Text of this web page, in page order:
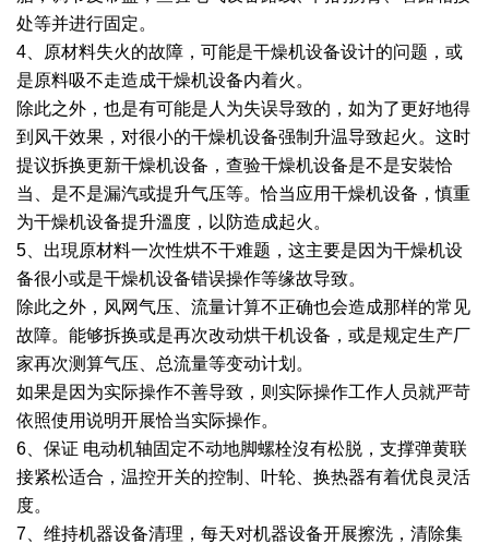
载体干燥系列
滚筒干燥系列
沸腾干燥系列
烘箱干燥系列
管束干燥系列
干燥配套装置
社会责任报告
社会责任
处等并进行固定。
4、原材料失火的故障，可能是干燥机设备设计的问题，或
是原料吸不走造成干燥机设备内着火。
除此之外，也是有可能是人为失误导致的，如为了更好地得
到风干效果，对很小的干燥机设备强制升温导致起火。这时
提议拆换更新干燥机设备，查验干燥机设备是不是安裝恰
当、是不是漏汽或提升气压等。恰当应用干燥机设备，慎重
为干燥机设备提升溫度，以防造成起火。
5、出現原材料一次性烘不干难题，这主要是因为干燥机设
备很小或是干燥机设备错误操作等缘故导致。
除此之外，风网气压、流量计算不正确也会造成那样的常见
故障。能够拆换或是再次改动烘干机设备，或是规定生产厂
家再次测算气压、总流量等变动计划。
如果是因为实际操作不善导致，则实际操作工作人员就严苛
依照使用说明开展恰当实际操作。
6、保证 电动机轴固定不动地脚螺栓沒有松脱，支撑弹黄联
接紧松适合，温控开关的控制、叶轮、换热器有着优良灵活
度。
7、维持机器设备清理，每天对机器设备开展擦洗，清除集